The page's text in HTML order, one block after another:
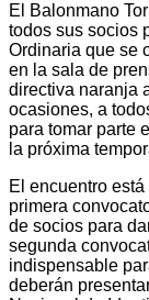
El Balonmano
todos sus socios
Ordinaria que se
en la sala de
directiva naranja
ocasiones, a
para tomar parte
la próxima
El encuentro
primera
de socios para
segunda
indispensable
deberán